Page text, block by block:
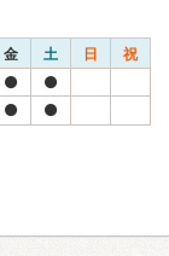
金 土 日 祝